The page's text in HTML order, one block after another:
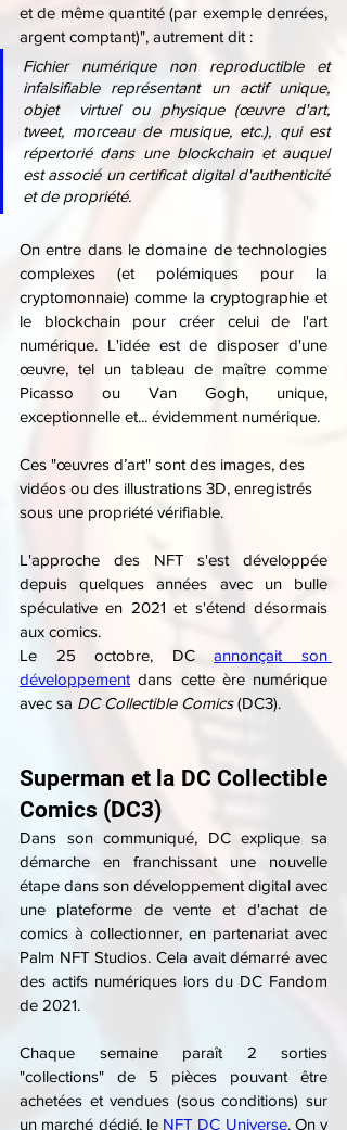
et de même quantité (par exemple denrées,
argent comptant)", autrement dit :
Fichier numérique non reproductible et
infalsifiable représentant un actif unique,
objet  virtuel ou physique (œuvre d'art,
tweet, morceau de musique, etc.), qui est
répertorié dans une blockchain et auquel
est associé un certificat digital d'authenticité
et de propriété.
On entre dans le domaine de technologies
complexes (et polémiques pour la
cryptomonnaie) comme la cryptographie et
le blockchain pour créer celui de l'art
numérique. L'idée est de disposer d'une
œuvre, tel un tableau de maître comme
Picasso ou Van Gogh, unique,
exceptionnelle et... évidemment numérique.
Ces "œuvres d’art" sont des images, des
vidéos ou des illustrations 3D, enregistrés
sous une propriété vérifiable.
L'approche des NFT s'est développée
depuis quelques années avec un bulle
spéculative en 2021 et s'étend désormais
aux comics.
Le 25 octobre, DC annonçait son
développement dans cette ère numérique
avec sa DC Collectible Comics (DC3).
Superman et la DC Collectible
Comics (DC3)
Dans son communiqué, DC explique sa
démarche en franchissant une nouvelle
étape dans son développement digital avec
une plateforme de vente et d'achat de
comics à collectionner, en partenariat avec
Palm NFT Studios. Cela avait démarré avec
des actifs numériques lors du DC Fandom
de 2021.
Chaque semaine paraît 2 sorties
"collections" de 5 pièces pouvant être
achetées et vendues (sous conditions) sur
un marché dédié, le NFT DC Universe. On y